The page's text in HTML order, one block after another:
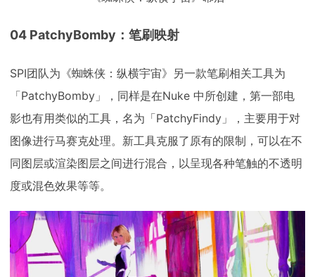
04 PatchyBomby：笔刷映射
SPI团队为《蜘蛛侠：纵横宇宙》另一款笔刷相关工具为
「PatchyBomby」，同样是在Nuke 中所创建，第一部电
影也有用类似的工具，名为「PatchyFindy」，主要用于对
图像进行马赛克处理。新工具克服了原有的限制，可以在不
同图层或渲染图层之间进行混合，以呈现各种笔触的不透明
度或混色效果等等。